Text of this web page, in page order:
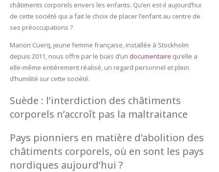
châtiments corporels envers les enfants. Qu’en est-il aujourd’hui
de cette société qui a fait le choix de placer l’enfant au centre de
ses préoccupations ?
Marion Cuerq, jeune femme française, installée à Stockholm
depuis 2011, nous offre par le biais d’un documentaire qu’elle a
elle-même entièrement réalisé, un regard personnel et plein
d’humilité sur cette société.
Suède : l’interdiction des châtiments
corporels n’accroît pas la maltraitance
Pays pionniers en matière d’abolition des
châtiments corporels, où en sont les pays
nordiques aujourd’hui ?